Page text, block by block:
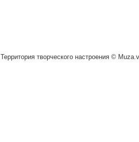
Территория творческого настроения ©